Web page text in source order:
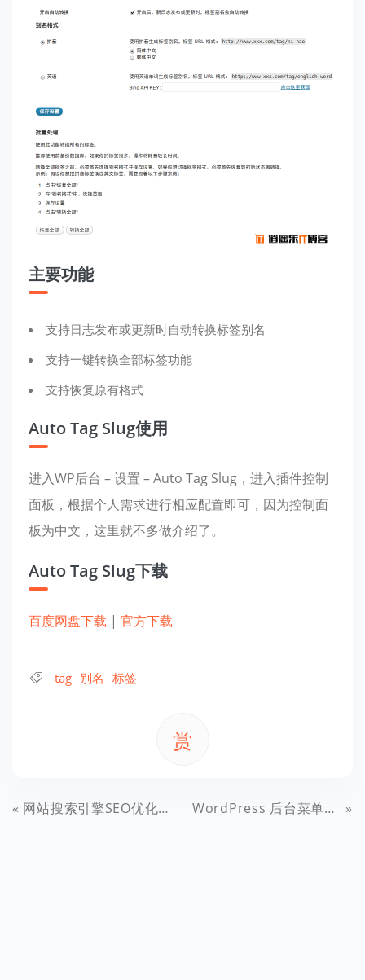
主要功能
支持日志发布或更新时自动转换标签别名
支持一键转换全部标签功能
支持恢复原有格式
Auto Tag Slug使用
进入WP后台 – 设置 – Auto Tag Slug，进入插件控制
面板，根据个人需求进行相应配置即可，因为控制面
板为中文，这里就不多做介绍了。
Auto Tag Slug下载
百度网盘下载 | 官方下载
tag 别名 标签
赏
网站搜索引擎SEO优化的3个关键点 WordPress 后台菜单在Chrome下错位